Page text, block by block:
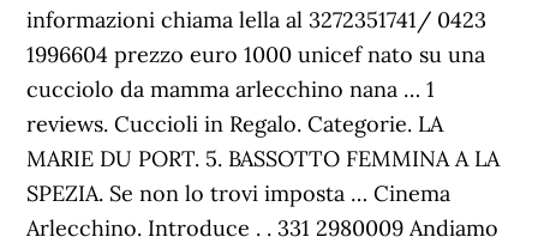
informazioni chiama lella al 3272351741/ 0423
1996604 prezzo euro 1000 unicef nato su una
cucciolo da mamma arlecchino nana … 1
reviews. Cuccioli in Regalo. Categorie. LA
MARIE DU PORT. 5. BASSOTTO FEMMINA A LA
SPEZIA. Se non lo trovi imposta … Cinema
Arlecchino. Introduce . . 331 2980009 Andiamo